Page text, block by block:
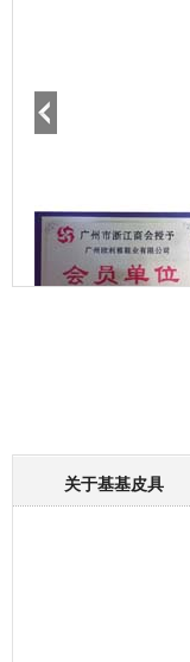
关于基基皮具